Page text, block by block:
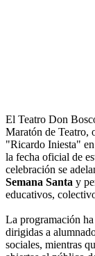
El Teatro Don
Maratón de Teatro,
"Ricardo Iniesta"
la fecha oficial de
celebración se
Semana Santa y
educativos,
La programación
dirigidas a
sociales, mientras